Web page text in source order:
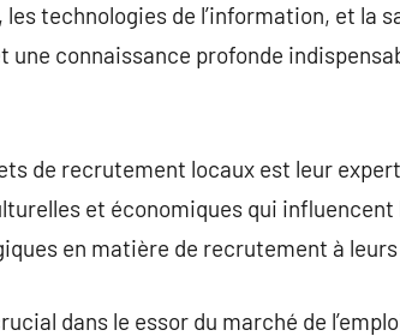
technologies de l’information, et la
connaissance profonde
de recrutement locaux est leur
et économiques qui influencent
en matière de recrutement à
dans le essor du marché de